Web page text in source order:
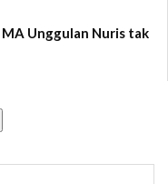
Unggulan Nuris tak